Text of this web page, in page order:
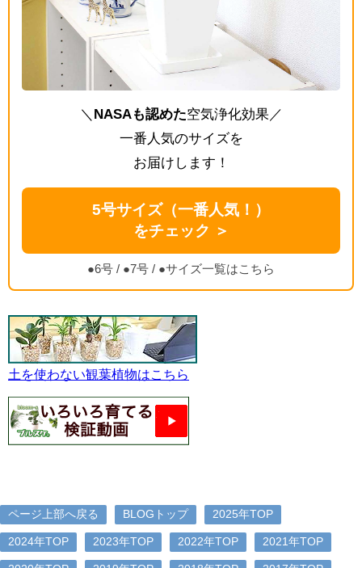
＼ NASAも認めた空気浄化効果／
一番人気のサイズを
お届けします！
5号サイズ（一番人気！）
をチェック ＞
●6号 / ●7号 / ●サイズ一覧はこちら
土を使わない観葉植物はこちら
ページ上部へ戻る BLOGトップ 2025年TOP
2024年TOP 2023年TOP 2022年TOP 2021年TOP